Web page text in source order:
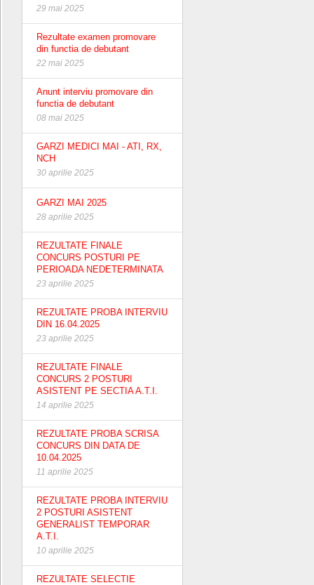
29 mai 2025
Rezultate examen promovare
din functia de debutant
22 mai 2025
Anunt interviu promovare din
functia de debutant
08 mai 2025
GARZI MEDICI MAI - ATI, RX,
NCH
30 aprilie 2025
GARZI MAI 2025
28 aprilie 2025
REZULTATE FINALE
CONCURS POSTURI PE
PERIOADA NEDETERMINATA
23 aprilie 2025
REZULTATE PROBA INTERVIU
DIN 16.04.2025
23 aprilie 2025
REZULTATE FINALE
CONCURS 2 POSTURI
ASISTENT PE SECTIA A.T.I.
14 aprilie 2025
REZULTATE PROBA SCRISA
CONCURS DIN DATA DE
10.04.2025
11 aprilie 2025
REZULTATE PROBA INTERVIU
2 POSTURI ASISTENT
GENERALIST TEMPORAR
A.T.I.
10 aprilie 2025
REZULTATE SELECTIE